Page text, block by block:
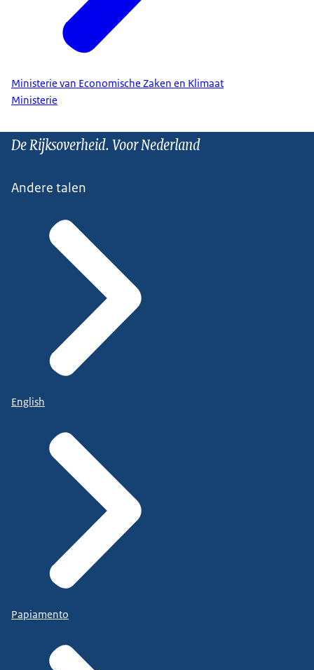
Ministerie van Economische Zaken en Klimaat
Ministerie
De Rijksoverheid. Voor Nederland
Andere talen
English
Papiamento